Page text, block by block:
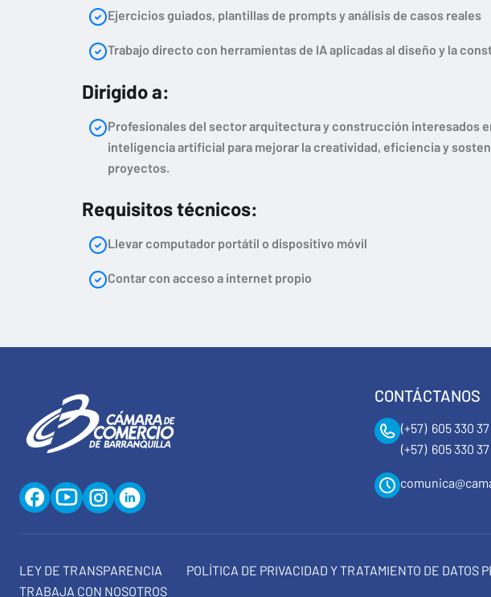
Ejercicios guiados, plantillas de prompts y análisis de casos reales
Trabajo directo con herramientas de IA aplicadas al diseño y la
Dirigido a:
Profesionales del sector arquitectura y construcción interesados
inteligencia artificial para mejorar la creatividad, eficiencia y
proyectos.
Requisitos técnicos:
Llevar computador portátil o dispositivo móvil
Contar con acceso a internet propio
CONTÁCTANOS
(+57) 605 330
(+57) 605 330
LEY DE TRANSPARENCIA POLÍTICA DE PRIVACIDAD Y TRATAMIENTO DE DATOS
TRABAJA CON NOSOTROS